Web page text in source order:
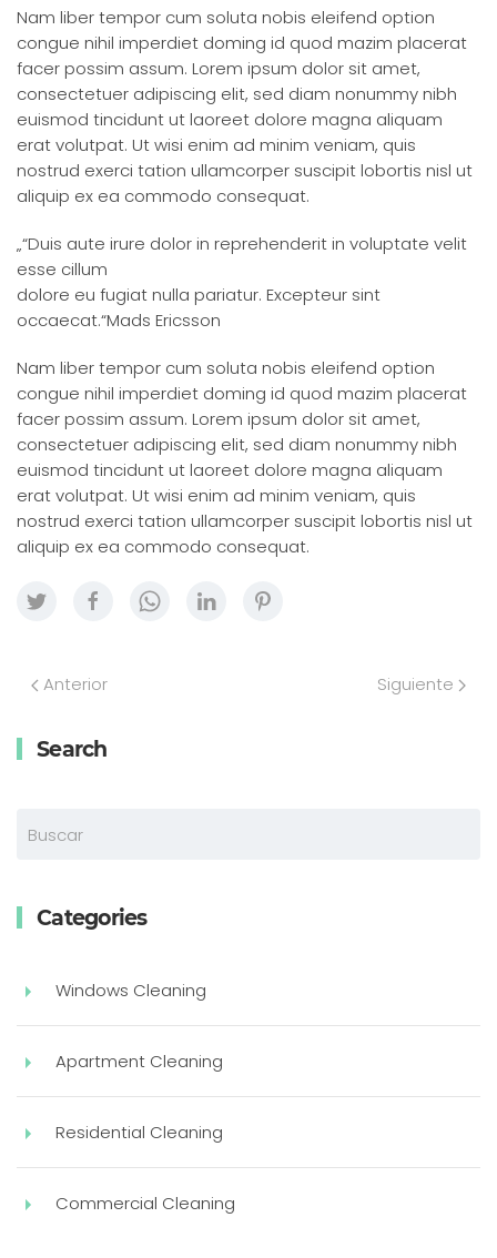
Nam liber tempor cum soluta nobis eleifend option
congue nihil imperdiet doming id quod mazim placerat
facer possim assum. Lorem ipsum dolor sit amet,
consectetuer adipiscing elit, sed diam nonummy nibh
euismod tincidunt ut laoreet dolore magna aliquam
erat volutpat. Ut wisi enim ad minim veniam, quis
nostrud exerci tation ullamcorper suscipit lobortis nisl ut
aliquip ex ea commodo consequat.
„“Duis aute irure dolor in reprehenderit in voluptate velit
esse cillum
dolore eu fugiat nulla pariatur. Excepteur sint
occaecat.“Mads Ericsson
Nam liber tempor cum soluta nobis eleifend option
congue nihil imperdiet doming id quod mazim placerat
facer possim assum. Lorem ipsum dolor sit amet,
consectetuer adipiscing elit, sed diam nonummy nibh
euismod tincidunt ut laoreet dolore magna aliquam
erat volutpat. Ut wisi enim ad minim veniam, quis
nostrud exerci tation ullamcorper suscipit lobortis nisl ut
aliquip ex ea commodo consequat.
Anterior Siguiente
Search
Categories
Windows Cleaning
Apartment Cleaning
Residential Cleaning
Commercial Cleaning